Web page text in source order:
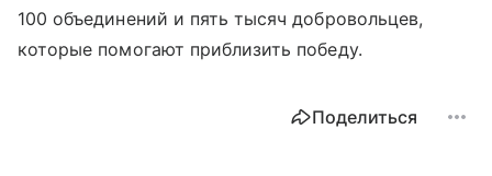
100 объединений и пять тысяч добровольцев,
которые помогают приблизить победу.
Поделиться